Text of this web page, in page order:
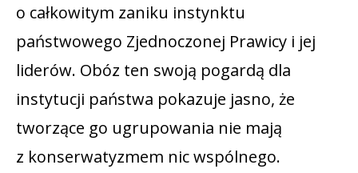
o całkowitym zaniku instynktu
państwowego Zjednoczonej Prawicy i jej
liderów. Obóz ten swoją pogardą dla
instytucji państwa pokazuje jasno, że
tworzące go ugrupowania nie mają
z konserwatyzmem nic wspólnego.